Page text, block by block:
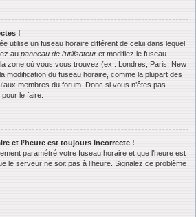
!
utilise un fuseau horaire différent de celui dans lequel
au panneau de l’utilisateur et modifiez le fuseau
zone où vous vous trouvez (ex : Londres, Paris, New
modification du fuseau horaire, comme la plupart des
membres du forum. Donc si vous n’êtes pas
le faire.
et l’heure est toujours incorrecte !
paramétré votre fuseau horaire et que l’heure est
le serveur ne soit pas à l’heure. Signalez ce problème